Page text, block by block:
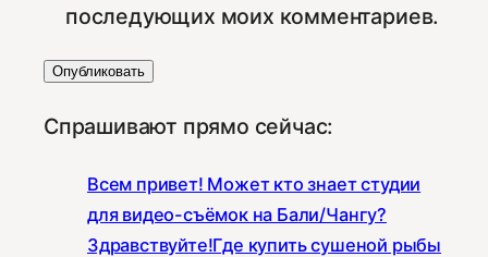
последующих моих комментариев.
Спрашивают прямо сейчас:
Всем привет! Может кто знает студии
для видео-съёмок на Бали/Чангу?
Здравствуйте!Где купить сушеной рыбы